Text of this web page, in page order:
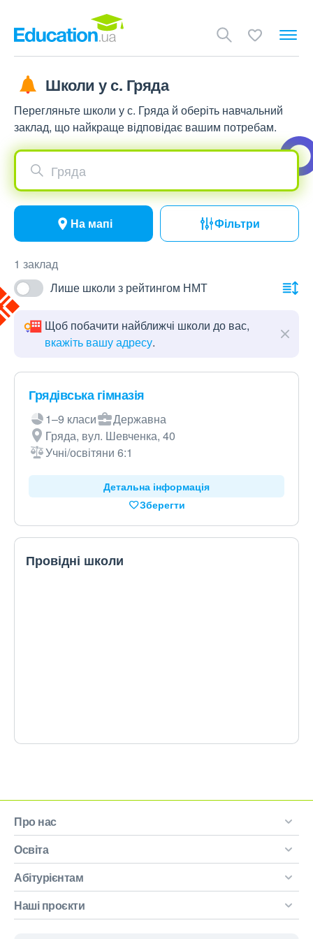
Школи у с. Гряда
Перегляньте школи у с. Гряда й оберіть навчальний
заклад, що найкраще відповідає вашим потребам.
Гряда
На мапі Фільтри
1 заклад
Лише школи з рейтингом НМТ
Щоб побачити найближчі школи до вас,
вкажіть вашу адресу.
Грядівська гімназія
1–9 класи
Державна
Гряда, вул. Шевченка, 40
Учні/освітяни 6:1
Детальна інформація
Зберегти
Провідні школи
Про нас
Освіта
Абітурієнтам
Наші проєкти